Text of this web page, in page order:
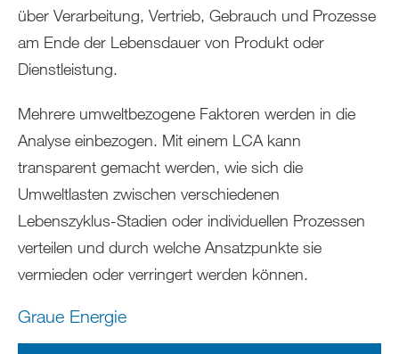
über Verarbeitung, Vertrieb, Gebrauch und Prozesse
am Ende der Lebensdauer von Produkt oder
Dienstleistung.
Mehrere umweltbezogene Faktoren werden in die
Analyse einbezogen. Mit einem LCA kann
transparent gemacht werden, wie sich die
Umweltlasten zwischen verschiedenen
Lebenszyklus-Stadien oder individuellen Prozessen
verteilen und durch welche Ansatzpunkte sie
vermieden oder verringert werden können.
Graue Energie